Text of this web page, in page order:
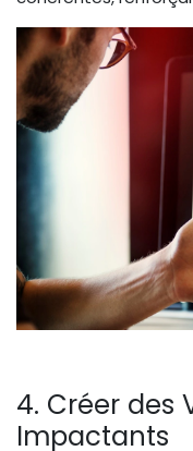
4. Créer des
Impactants